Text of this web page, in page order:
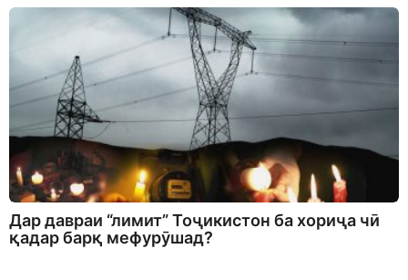
Дар давраи “лимит” Тоҷикистон ба хориҷа чӣ
қадар барқ мефурӯшад?